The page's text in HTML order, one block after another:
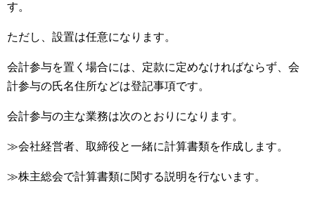
す。
ただし、設置は任意になります。
会計参与を置く場合には、定款に定めなければならず、会
計参与の氏名住所などは登記事項です。
会計参与の主な業務は次のとおりになります。
≫会社経営者、取締役と一緒に計算書類を作成します。
≫株主総会で計算書類に関する説明を行ないます。